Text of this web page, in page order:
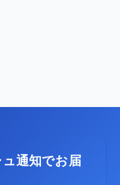
通知でお届